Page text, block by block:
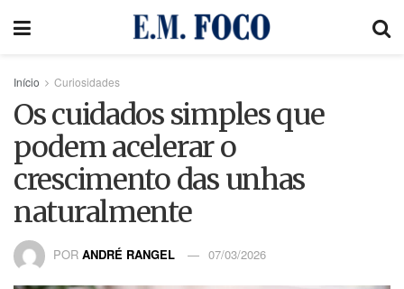
Início Curiosidades
Os cuidados simples que
podem acelerar o
crescimento das unhas
naturalmente
POR ANDRÉ RANGEL 07/03/2026